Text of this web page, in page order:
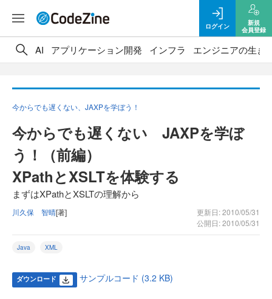
ログイン
新規
会員登録
AI アプリケーション開発 インフラ エンジニアの生き
今からでも遅くない、JAXPを学ぼう！
今からでも遅くない JAXPを学ぼ
う！（前編）
XPathとXSLTを体験する
まずはXPathとXSLTの理解から
川久保 智晴[著]
更新日: 2010/05/31
公開日: 2010/05/31
Java XML
ダウンロード サンプルコード (3.2 KB)